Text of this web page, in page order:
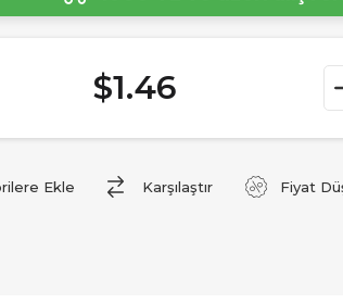
$1.46
Ekle Karşılaştır Fiyat